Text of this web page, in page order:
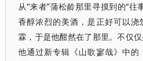
从“来者”蒲松龄那里寻摸到的“往
香醇浓烈的美酒，是正好可以浇
霖，于是他酣然在了那里。不仅
他通过新专辑《山歌寥哉》中的